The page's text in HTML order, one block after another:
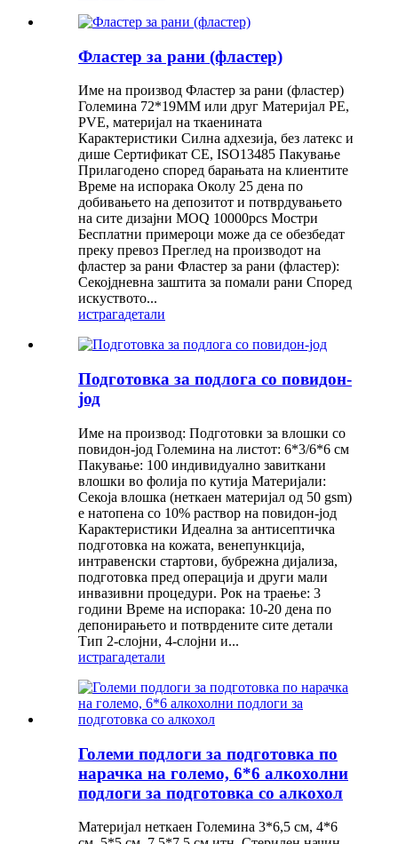
Фластер за рани (фластер)
Име на производ Фластер за рани (фластер)
Големина 72*19MM или друг Материјал PE,
PVE, материјал на ткаенината
Карактеристики Силна адхезија, без латекс и
дише Сертификат CE, ISO13485 Пакување
Прилагодено според барањата на клиентите
Време на испорака Околу 25 дена по
добивањето на депозитот и потврдувањето
на сите дизајни MOQ 10000pcs Мостри
Бесплатни примероци може да се обезбедат
преку превоз Преглед на производот на
фластер за рани Фластер за рани (фластер):
Секојдневна заштита за помали рани Според
искуството...
истрагадетали
Подготовка за подлога со повидон-
јод
Име на производ: Подготовки за влошки со
повидон-јод Големина на листот: 6*3/6*6 см
Пакување: 100 индивидуално завиткани
влошки во фолија по кутија Материјали:
Секоја влошка (неткаен материјал од 50 gsm)
е натопена со 10% раствор на повидон-јод
Карактеристики Идеална за антисептичка
подготовка на кожата, венепункција,
интравенски стартови, бубрежна дијализа,
подготовка пред операција и други мали
инвазивни процедури. Рок на траење: 3
години Време на испорака: 10-20 дена по
депонирањето и потврдените сите детали
Тип 2-слојни, 4-слојни и...
истрагадетали
Големи подлоги за подготовка по
нарачка на големо, 6*6 алкохолни
подлоги за подготовка со алкохол
Материјал неткаен Големина 3*6,5 см, 4*6